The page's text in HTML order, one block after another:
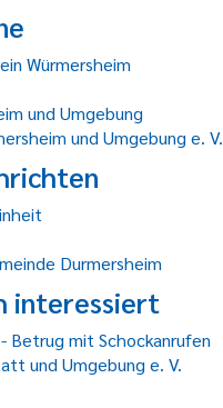
Würmersheim
und Umgebung
und Umgebung e. V.
Durmersheim
interessiert
Betrug mit Schockanrufen
und Umgebung e. V.